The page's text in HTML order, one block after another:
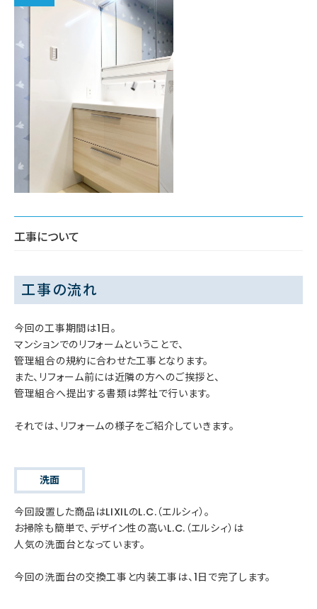
工事について
工事の流れ
今回の工事期間は1日。
マンションでのリフォームということで、
管理組合の規約に合わせた工事となります。
また、リフォーム前には近隣の方へのご挨拶と、
管理組合へ提出する書類は弊社で行います。
それでは、リフォームの様子をご紹介していきます。
洗面
今回設置した商品はLIXILのL.C.（エルシィ）。
お掃除も簡単で、デザイン性の高いL.C.（エルシィ）は
人気の洗面台となっています。
今回の洗面台の交換工事と内装工事は、1日で完了します。